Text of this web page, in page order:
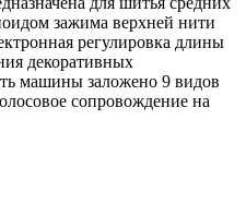
зажима верхней нити
регулировка длины
декоративных
машины заложено 9 видов
сопровождение на